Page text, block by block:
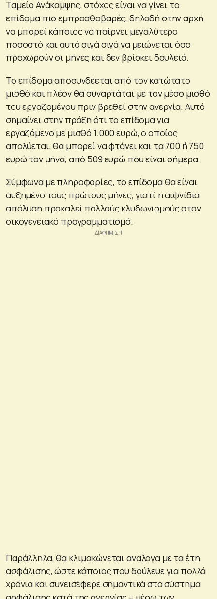
Ταμείο Ανάκαμψης, στόχος είναι να γίνει το
επίδομα πιο εμπροσθοβαρές, δηλαδή στην αρχή
να μπορεί κάποιος να παίρνει μεγαλύτερο
ποσοστό και αυτό σιγά σιγά να μειώνεται όσο
προχωρούν οι μήνες και δεν βρίσκει δουλειά.
Το επίδομα αποσυνδέεται από τον κατώτατο
μισθό και πλέον θα συναρτάται με τον μέσο μισθό
του εργαζομένου πριν βρεθεί στην ανεργία. Αυτό
σημαίνει στην πράξη ότι το επίδομα για
εργαζόμενο με μισθό 1.000 ευρώ, ο οποίος
απολύεται, θα μπορεί να φτάνει και τα 700 ή 750
ευρώ τον μήνα, από 509 ευρώ που είναι σήμερα.
Σύμφωνα με πληροφορίες, το επίδομα θα είναι
αυξημένο τους πρώτους μήνες, γιατί η αιφνίδια
απόλυση προκαλεί πολλούς κλυδωνισμούς στον
οικογενειακό προγραμματισμό.
Παράλληλα, θα κλιμακώνεται ανάλογα με τα έτη
ασφάλισης, ώστε κάποιος που δούλευε για πολλά
χρόνια και συνεισέφερε σημαντικά στο σύστημα